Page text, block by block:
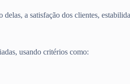
a satisfação dos clientes,
usando critérios como: